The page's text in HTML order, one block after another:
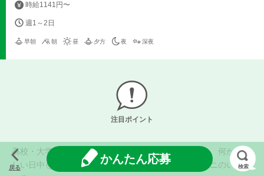
時給1141円〜
週1～2日
早朝 朝 昼 夕方 夜 深夜
注目ポイント
高校・大学で授業があったり、別の仕事があったりと、何かと忙
しい日中を避けて、深夜・早朝だけ働けるのもコンビニのいいと
戻る
かんたん応募
検索